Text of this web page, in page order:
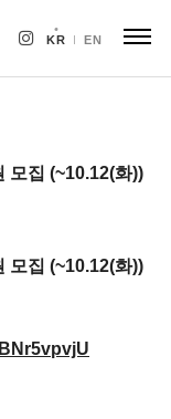
KR EN
모집 (~10.12(화))
모집 (~10.12(화))